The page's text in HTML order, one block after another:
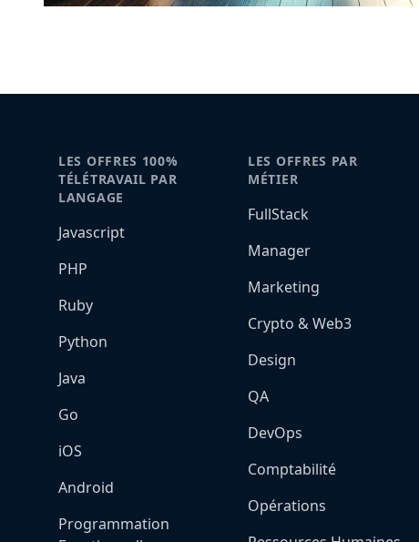
LES OFFRES 100%
TÉLÉTRAVAIL PAR
LANGAGE
Javascript
PHP
Ruby
Python
Java
Go
iOS
Android
Programmation
LES OFFRES PAR
MÉTIER
FullStack
Manager
Marketing
Crypto & Web3
Design
QA
DevOps
Comptabilité
Opérations